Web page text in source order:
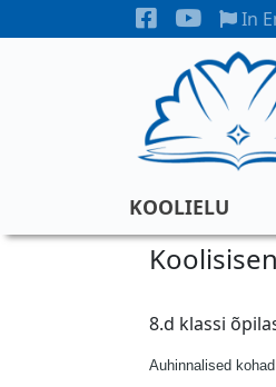
Liigu edasi põhisisu juurde In
Koolielu
KOOLIELU
8.d klassi
Auhinnalised kohad